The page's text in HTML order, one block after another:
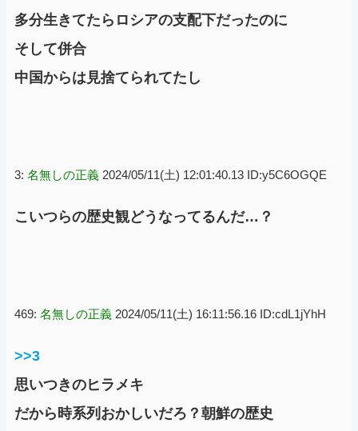
多分生きてたらロシアの支配下だったのに
そして併合
中国からは見捨てられてたし
3: 名無しの正義 2024/05/11(土) 12:01:40.13 ID:y5C6OGQE
こいつらの歴史観どうなってるんだ…？
469: 名無しの正義 2024/05/11(土) 16:11:56.16 ID:cdL1jYhH
>>3
思いつきのヒラメキ
だから時系列おかしいだろ？朝鮮の歴史